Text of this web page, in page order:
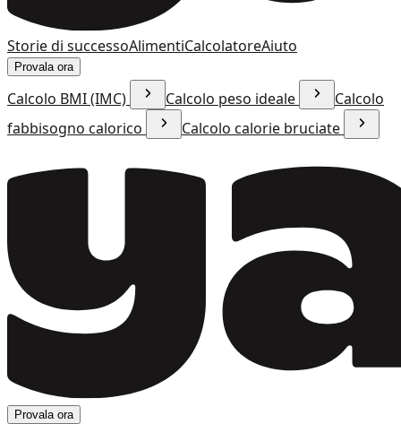
Storie di successoAlimentiCalcolatoreAiuto
Provala ora
Calcolo BMI (IMC) Calcolo peso ideale
Calcolo
fabbisogno calorico
Calcolo calorie bruciate
Provala ora